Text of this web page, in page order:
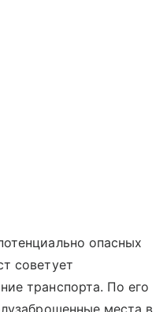
опасных
советует
транспорта. По его